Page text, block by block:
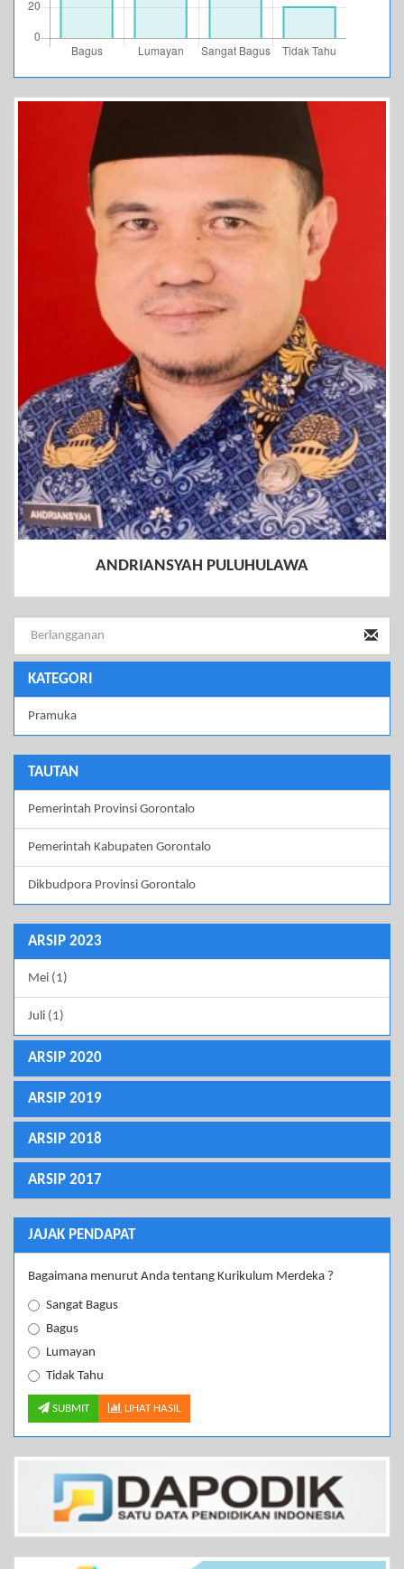
ANDRIANSYAH PULUHULAWA
KATEGORI
Pramuka
TAUTAN
Pemerintah Provinsi Gorontalo
Pemerintah Kabupaten Gorontalo
Dikbudpora Provinsi Gorontalo
ARSIP 2023
Mei (1)
Juli (1)
ARSIP 2020
ARSIP 2019
ARSIP 2018
ARSIP 2017
JAJAK PENDAPAT
Bagaimana menurut Anda tentang Kurikulum Merdeka ?
Sangat Bagus
Bagus
Lumayan
Tidak Tahu
SUBMIT LIHAT HASIL